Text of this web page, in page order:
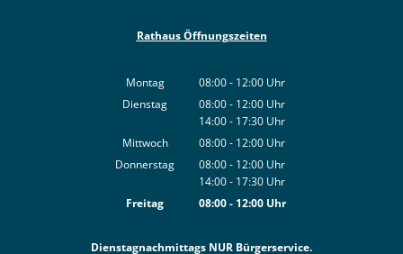
Rathaus Öffnungszeiten
Montag 08:00- 12:00 Uhr
Von 08:00 bis 12:00 Uhr
Dienstag 08:00- 12:00 Uhr
Von 08:00 bis 12:00 Uhr
14:00- 17:30 Uhr
Von 14:00 bis 17:30 Uhr
Mittwoch 08:00- 12:00 Uhr
Von 08:00 bis 12:00 Uhr
Donnerstag 08:00- 12:00 Uhr
Von 08:00 bis 12:00 Uhr
14:00- 17:30 Uhr
Von 14:00 bis 17:30 Uhr
Freitag 08:00- 12:00Uhr
Dienstagnachmittags NUR Bürgerservice.